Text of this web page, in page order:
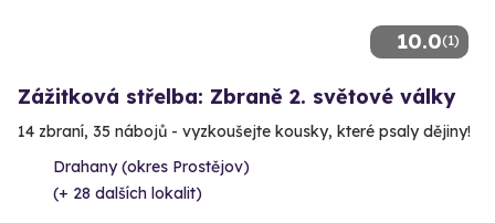
10.0(1)
Zážitková střelba: Zbraně 2. světové války
14 zbraní, 35 nábojů - vyzkoušejte kousky, které psaly dějiny!
Drahany (okres Prostějov)
(+ 28 dalších lokalit)